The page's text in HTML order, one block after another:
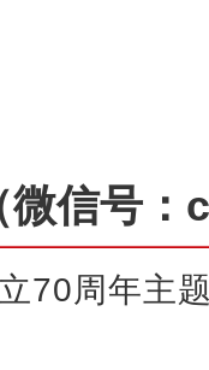
微信号
70周年主
师六团西梅进